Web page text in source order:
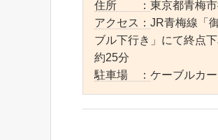
住所 ： 東京都青梅
アクセス： JR青梅線「
ブル下行き」にて終点
約25分
駐車場 ： ケーブルカ